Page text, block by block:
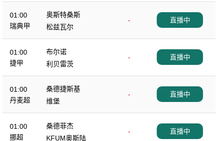
01:00
瑞典甲
奥斯特桑斯
-
松兹瓦尔
直播中
01:00
捷甲
布尔诺
-
利贝雷茨
直播中
01:00
丹麦超
桑德捷斯基
-
维堡
直播中
01:00
挪超
桑德菲杰
-
KFUM奥斯陆
直播中